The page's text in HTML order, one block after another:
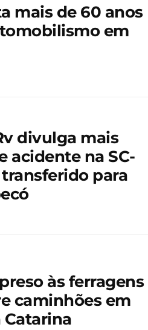
mais de 60 anos
em
divulga mais
acidente na SC-
para
às ferragens
caminhões em
Catarina